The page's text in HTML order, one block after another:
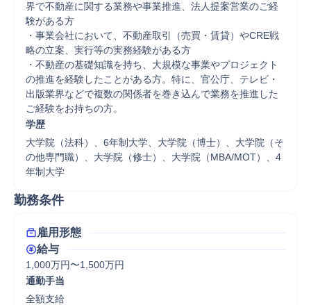
界で不動産に関する業務や事業推進、法人提案営業のご経
験がある方
・事業会社において、不動産取引（売買・賃貸）やCRE戦
略の立案、実行等の実務経験がある方
・不動産の基礎知識を持ち、大規模な事業やプロジェクト
の推進を経験したことがある方。特に、官公庁、テレビ・
出版業界などで複数の関係者を巻き込んで業務を推進した
ご経験をお持ちの方。
学歴
大学院（法科）、6年制大学、大学院（博士）、大学院（そ
の他専門職）、大学院（修士）、大学院（MBA/MOT）、4
年制大学
勤務条件
雇用形態
給与
1,000万円〜1,500万円
通勤手当
全額支給